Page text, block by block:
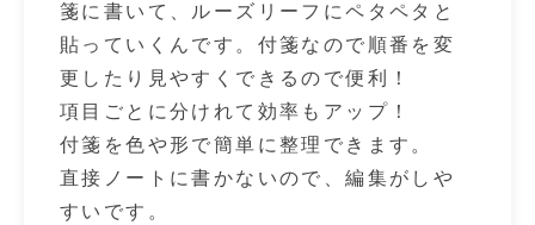
箋に書いて、ルーズリーフにペタペタと
貼っていくんです。付箋なので順番を変
更したり見やすくできるので便利！
項目ごとに分けれて効率もアップ！
付箋を色や形で簡単に整理できます。
直接ノートに書かないので、編集がしや
すいです。